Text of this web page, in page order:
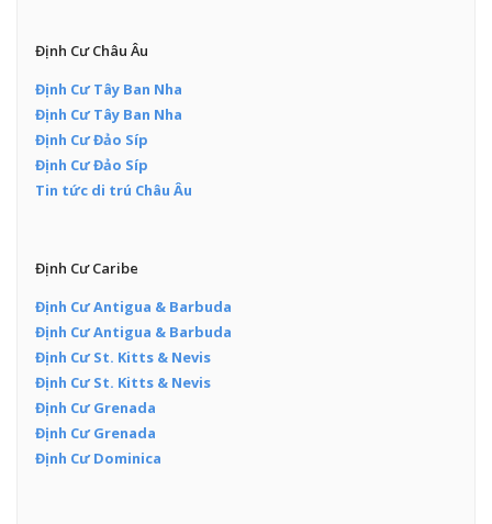
Định Cư Châu Âu
Định Cư Tây Ban Nha
Định Cư Tây Ban Nha
Định Cư Đảo Síp
Định Cư Đảo Síp
Tin tức di trú Châu Âu
Định Cư Caribe
Định Cư Antigua & Barbuda
Định Cư Antigua & Barbuda
Định Cư St. Kitts & Nevis
Định Cư St. Kitts & Nevis
Định Cư Grenada
Định Cư Grenada
Định Cư Dominica